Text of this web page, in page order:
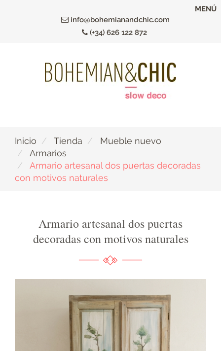
info@bohemianandchic.com
(+34) 626 122 872
MENÚ
Inicio Tienda
Mueble nuevo
Armarios
Armario artesanal dos puertas decoradas
con motivos naturales
Armario artesanal dos puertas
decoradas con motivos naturales